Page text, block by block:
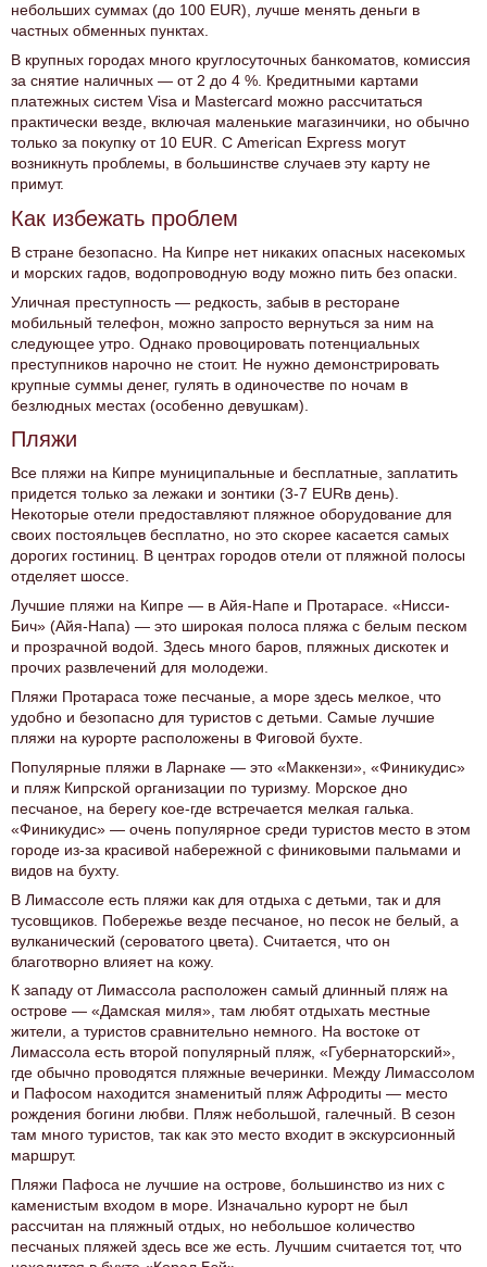
небольших суммах (до 100 EUR), лучше менять деньги в
частных обменных пунктах.
В крупных городах много круглосуточных банкоматов, комиссия
за снятие наличных — от 2 до 4 %. Кредитными картами
платежных систем Visa и Mastercard можно рассчитаться
практически везде, включая маленькие магазинчики, но обычно
только за покупку от 10 EUR. С American Express могут
возникнуть проблемы, в большинстве случаев эту карту не
примут.
Как избежать проблем
В стране безопасно. На Кипре нет никаких опасных насекомых
и морских гадов, водопроводную воду можно пить без опаски.
Уличная преступность — редкость, забыв в ресторане
мобильный телефон, можно запросто вернуться за ним на
следующее утро. Однако провоцировать потенциальных
преступников нарочно не стоит. Не нужно демонстрировать
крупные суммы денег, гулять в одиночестве по ночам в
безлюдных местах (особенно девушкам).
Пляжи
Все пляжи на Кипре муниципальные и бесплатные, заплатить
придется только за лежаки и зонтики (3-7 EURв день).
Некоторые отели предоставляют пляжное оборудование для
своих постояльцев бесплатно, но это скорее касается самых
дорогих гостиниц. В центрах городов отели от пляжной полосы
отделяет шоссе.
Лучшие пляжи на Кипре — в Айя-Напе и Протарасе. «Нисси-
Бич» (Айя-Напа) — это широкая полоса пляжа с белым песком
и прозрачной водой. Здесь много баров, пляжных дискотек и
прочих развлечений для молодежи.
Пляжи Протараса тоже песчаные, а море здесь мелкое, что
удобно и безопасно для туристов с детьми. Самые лучшие
пляжи на курорте расположены в Фиговой бухте.
Популярные пляжи в Ларнаке — это «Маккензи», «Финикудис»
и пляж Кипрской организации по туризму. Морское дно
песчаное, на берегу кое-где встречается мелкая галька.
«Финикудис» — очень популярное среди туристов место в этом
городе из-за красивой набережной с финиковыми пальмами и
видов на бухту.
В Лимассоле есть пляжи как для отдыха с детьми, так и для
тусовщиков. Побережье везде песчаное, но песок не белый, а
вулканический (сероватого цвета). Считается, что он
благотворно влияет на кожу.
К западу от Лимассола расположен самый длинный пляж на
острове — «Дамская миля», там любят отдыхать местные
жители, а туристов сравнительно немного. На востоке от
Лимассола есть второй популярный пляж, «Губернаторский»,
где обычно проводятся пляжные вечеринки. Между Лимассолом
и Пафосом находится знаменитый пляж Афродиты — место
рождения богини любви. Пляж небольшой, галечный. В сезон
там много туристов, так как это место входит в экскурсионный
маршрут.
Пляжи Пафоса не лучшие на острове, большинство из них с
каменистым входом в море. Изначально курорт не был
рассчитан на пляжный отдых, но небольшое количество
песчаных пляжей здесь все же есть. Лучшим считается тот, что